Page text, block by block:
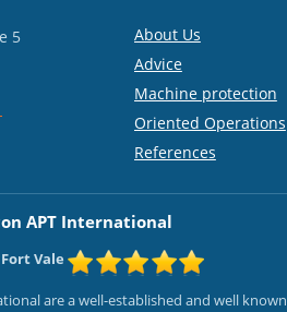
5
About Us
Advice
Machine protection
Oriented Operations
References
APT International
Vale
are a well-established and well